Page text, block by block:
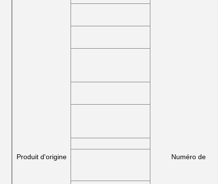
Produit d'origine Numéro de